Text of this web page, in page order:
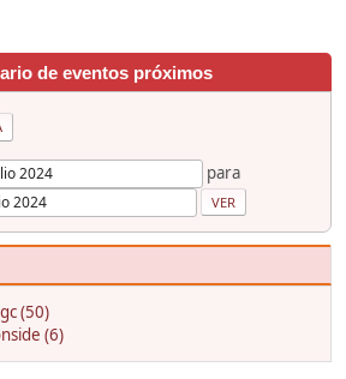
de eventos próximos
para
(50)
(6)